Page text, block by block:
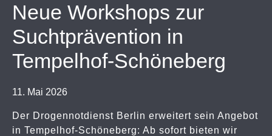
Neue Workshops zur
Suchtprävention in
Tempelhof-Schöneberg
11. Mai 2026
Der Drogennotdienst Berlin erweitert sein Angebot
in Tempelhof-Schöneberg: Ab sofort bieten wir